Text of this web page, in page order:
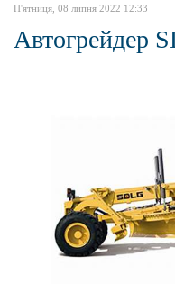
П'ятниця, 08 липня 2022 12:33
Автогрейдер